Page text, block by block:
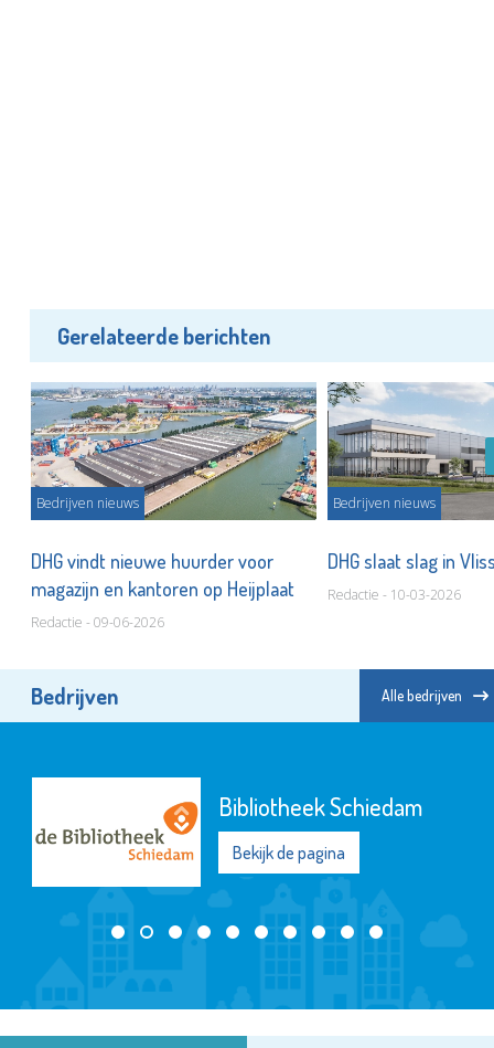
Gerelateerde berichten
Bedrijven nieuws
DHG vindt nieuwe huurder voor
magazijn en kantoren op Heijplaat
Redactie - 09-06-2026
Bedrijven nieuws
DHG slaat slag in
Redactie - 10-03-2026
Bedrijven Alle bedrijven
Bibliotheek Schiedam
Bekijk de pagina